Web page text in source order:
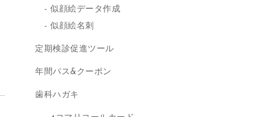
似顔絵データ作成
似顔絵名刺
定期検診促進ツール
年間パス&クーポン
歯科ハガキ